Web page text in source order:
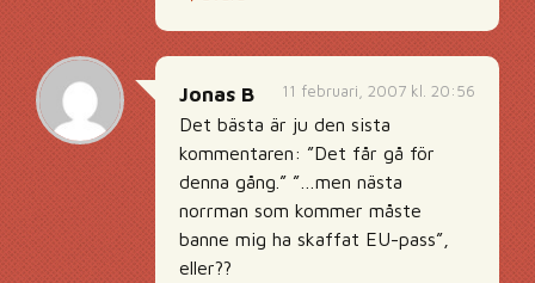
11 februari, 2007 kl. 20:56
Jonas B
Det bästa är ju den sista
kommentaren: ”Det får gå för
denna gång.” ”…men nästa
norrman som kommer måste
banne mig ha skaffat EU-pass”,
eller??